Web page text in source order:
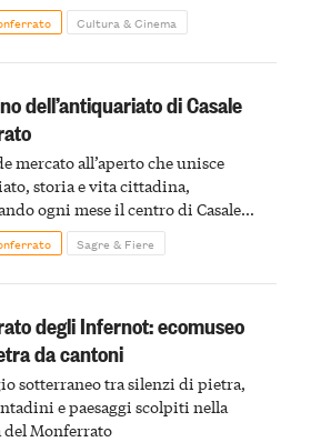
Cultura & Cinema
dell’antiquariato di Casale
mercato all’aperto che unisce
storia e vita cittadina,
ogni mese il centro di Casale
in un luogo di scoperta e racconto
Sagre & Fiere
degli Infernot: ecomuseo
da cantoni
sotterraneo tra silenzi di pietra,
e paesaggi scolpiti nella
Monferrato